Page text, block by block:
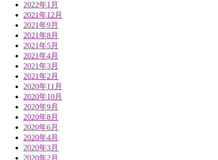
2022年1月
2021年12月
2021年9月
2021年8月
2021年5月
2021年4月
2021年3月
2021年2月
2020年11月
2020年10月
2020年9月
2020年8月
2020年6月
2020年4月
2020年3月
2020年2月